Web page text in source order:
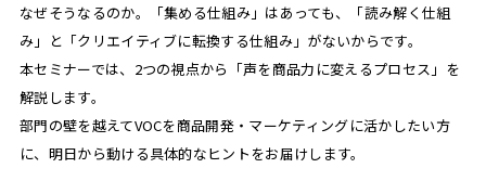
なぜそうなるのか。「集める仕組み」はあっても、「読み解く仕組
み」と「クリエイティブに転換する仕組み」がないからです。
本セミナーでは、2つの視点から「声を商品力に変えるプロセス」を
解説します。
部門の壁を越えてVOCを商品開発・マーケティングに活かしたい方
に、明日から動ける具体的なヒントをお届けします。